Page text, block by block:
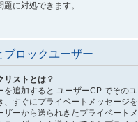
に対処できます。
ブロックユーザー
リストとは？
を追加すると ユーザーCP でその
、すぐにプライベートメッセージ
ザーから送られきたプライベート